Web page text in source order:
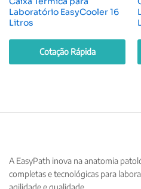
Laboratório EasyCooler 16
Litros
Cotação Rápida
A EasyPath inova na anatomia
completas e tecnológicas para